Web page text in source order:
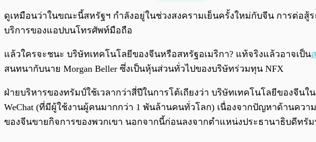
พร้อมเล่น
ดูเหมือนว่าในขณะนี้สหรัฐฯ กำลังอยู่ในช่วงสงครามเย็นครั้งใหม่กับจีน การต่อสู้
บริการของแอปบนโทรศัพท์มือถือ
แล้วใครจะชนะ บริษัทเทคโนโลยีของจีนหรือสหรัฐอเมริกา? แท้จริงแล้วอาจเป็น
สนทนากับนาย Morgan Beller ซึ่งเป็นหุ้นส่วนทั่วไปของบริษัทร่วมทุน NFX
ฝ่ายบริหารของทรัมป์ใช้เวลากว่าสี่ปีในการโต้เถียงว่า บริษัทเทคโนโลยีของจี
WeChat (ที่มีผู้ใช้งานผู้คนมากกว่า 1 พันล้านคนทั่วโลก) เนื่องจากปัญหาด้านคว
ของจีนขายกิจการของพวกเขา นอกจากนี้ก่อนลงจากตำแหน่งประธานาธิบดีทรั